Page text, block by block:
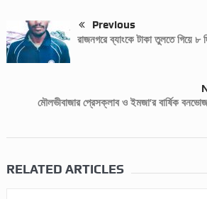
Previous
রাজনগরে ব্যাংকে টাকা তুলতে গিয়ে ৮
মৌলভীবাজার প্রেসক্লাব ও ইমজা’র বার্ষিক
RELATED ARTICLES